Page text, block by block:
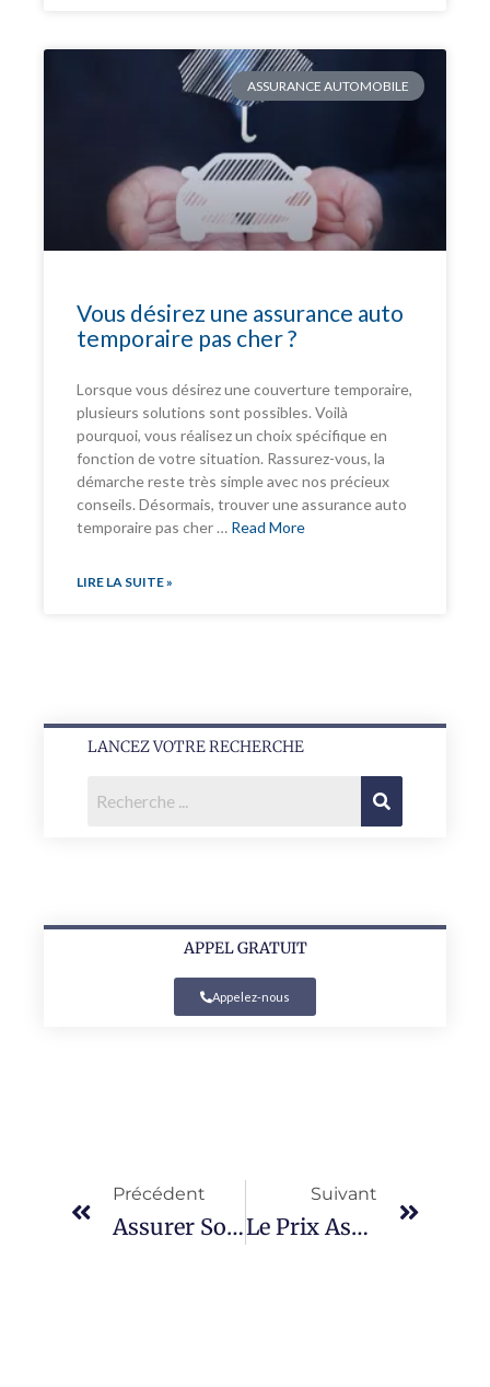
ASSURANCE AUTOMOBILE
Vous désirez une assurance auto
temporaire pas cher ?
Lorsque vous désirez une couverture temporaire,
plusieurs solutions sont possibles. Voilà
pourquoi, vous réalisez un choix spécifique en
fonction de votre situation. Rassurez-vous, la
démarche reste très simple avec nos précieux
conseils. Désormais, trouver une assurance auto
temporaire pas cher … Read More
LIRE LA SUITE »
LANCEZ VOTRE RECHERCHE
APPEL GRATUIT
Appelez-nous
Précédent
Assurer Son Scooter 125 CC
Suivant
Le Prix Assurance Scooter 50